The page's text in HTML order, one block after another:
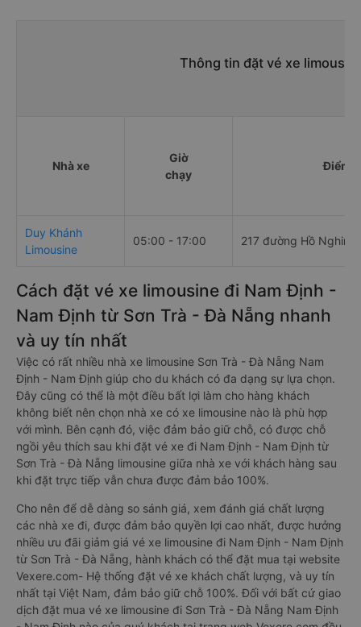
Thông tin đặt vé xe
Nhà xe
Giờ
chạy
Điểm
Duy Khánh
Limousine
05:00 - 17:00 217 đường Hồ Nghinh
Cách đặt vé xe limousine đi Nam Định -
Nam Định từ Sơn Trà - Đà Nẵng nhanh
và uy tín nhất
Việc có rất nhiều nhà xe limousine Sơn Trà - Đà Nẵng Nam
Định - Nam Định giúp cho du khách có đa dạng sự lựa chọn.
Đây cũng có thể là một điều bất lợi làm cho hàng khách
không biết nên chọn nhà xe có xe limousine nào là phù hợp
với mình. Bên cạnh đó, việc đảm bảo giữ chỗ, có được chỗ
ngồi yêu thích sau khi đặt vé xe đi Nam Định - Nam Định từ
Sơn Trà - Đà Nẵng limousine giữa nhà xe với khách hàng sau
khi đặt trực tiếp vẫn chưa được đảm bảo 100%.
Cho nên để dễ dàng so sánh giá, xem đánh giá chất lượng
các nhà xe đi, được đảm bảo quyền lợi cao nhất, được hưởng
nhiều ưu đãi giảm giá vé xe limousine đi Nam Định - Nam Định
từ Sơn Trà - Đà Nẵng, hành khách có thể đặt mua tại website
Vexere.com- Hệ thống đặt vé xe khách chất lượng, và uy tín
nhất tại Việt Nam, đảm bảo giữ chỗ 100%. Đối với bất cứ giao
dịch đặt mua vé xe limousine đi Sơn Trà - Đà Nẵng Nam Định